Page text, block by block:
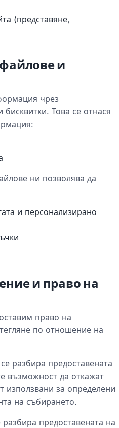
(представяне,
и
чрез
Това се отнася
ни позволява да
и персонализирано
и право на
право на
по отношение на
разбира предоставената
възможност да откажат
използвани за определени
на събирането.
предоставената на